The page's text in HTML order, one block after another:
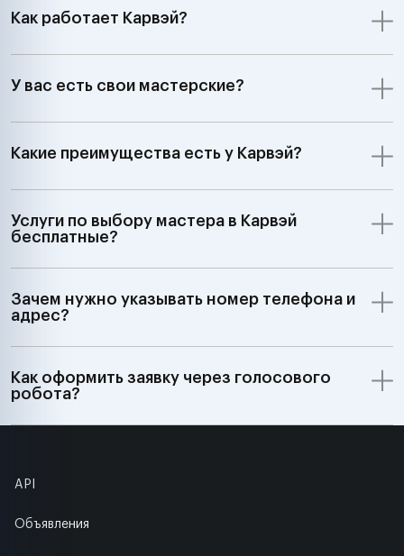
Как работает Карвэй?
У вас есть свои мастерские?
Какие преимущества есть у Карвэй?
Услуги по выбору мастера в Карвэй
бесплатные?
Зачем нужно указывать номер телефона и
адрес?
Как оформить заявку через голосового
робота?
API
Объявления